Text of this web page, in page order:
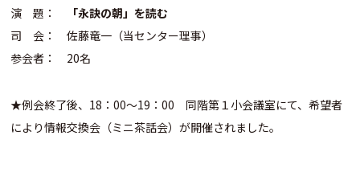
演 題：
「永訣の朝」を読む
司 会： 佐藤竜一（当センター理事）
参会者： 20名
★例会終了後、18：00～19：00 同階第１小会議室にて、希望者
により情報交換会（ミニ茶話会）が開催されました。